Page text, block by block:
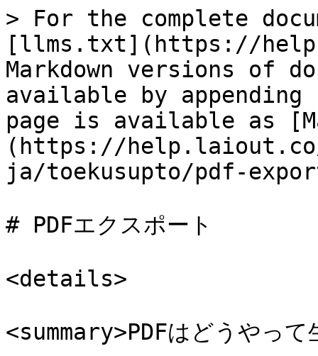
> For the complete
[llms.txt](https://
Markdown versions of
available by
page is available as
(https://help.laiout.co/
ja/toekusupto/pdf-
# PDFエクスポート
<details>
<summary>PDFはどうやっ